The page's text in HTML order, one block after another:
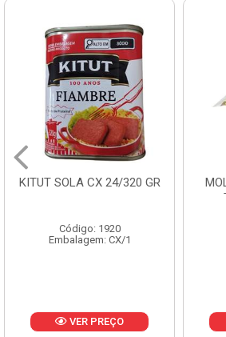
320 GR
MOLHO VERDE D'AJUDA
Embalagem: CX/1
VER PREÇO